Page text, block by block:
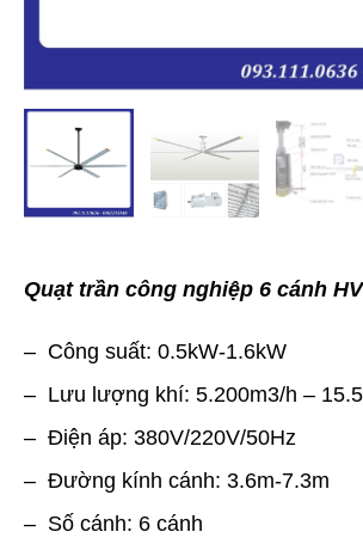
Quạt trần công nghiệp 6 cánh
– Công suất: 0.5kW-1.6kW
– Lưu lượng khí: 5.200m3/h –
– Điện áp: 380V/220V/50Hz
– Đường kính cánh: 3.6m-7.3m
– Số cánh: 6 cánh